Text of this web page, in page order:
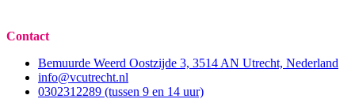
Contact
Bemuurde Weerd Oostzijde 3, 3514 AN Utrecht, Nederland
info@vcutrecht.nl
0302312289 (tussen 9 en 14 uur)